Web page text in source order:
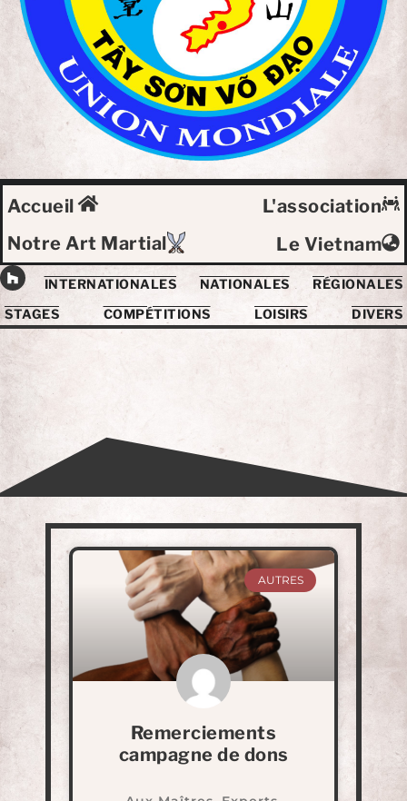
Accueil
L'association
Notre Art Martial
Le Vietnam
INTERNATIONALES NATIONALES
RÉGIONALES
STAGES
COMPÉTITIONS LOISIRS DIVERS
AUTRES
Remerciements
campagne de dons